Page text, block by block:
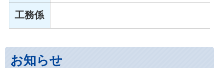
工務係
お知らせ